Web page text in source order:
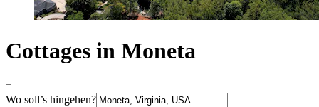
Cottages in Moneta
Wo soll’s hingehen?